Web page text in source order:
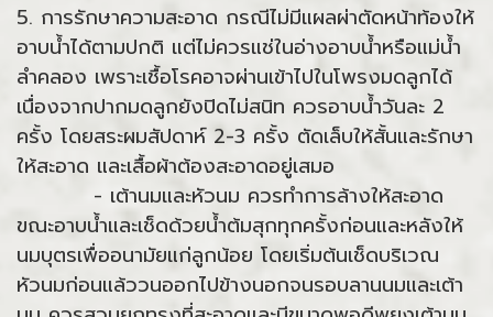
5. การรักษาความสะอาด กรณีไม่มีแผลผ่าตัดหน้าท้องให้
อาบน้ำได้ตามปกติ แต่ไม่ควรแช่ในอ่างอาบน้ำหรือแม่น้ำ
ลำคลอง เพราะเชื้อโรคอาจผ่านเข้าไปในโพรงมดลูกได้
เนื่องจากปากมดลูกยังปิดไม่สนิท ควรอาบน้ำวันละ 2
ครั้ง โดยสระผมสัปดาห์ 2-3 ครั้ง ตัดเล็บให้สั้นและรักษา
ให้สะอาด และเสื้อผ้าต้องสะอาดอยู่เสมอ
- เต้านมและหัวนม ควรทำการล้างให้สะอาด
ขณะอาบน้ำและเช็ดด้วยน้ำต้มสุกทุกครั้งก่อนและหลังให้
นมบุตรเพื่ออนามัยแก่ลูกน้อย โดยเริ่มต้นเช็ดบริเวณ
หัวนมก่อนแล้ววนออกไปข้างนอกจนรอบลานนมและเต้า